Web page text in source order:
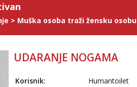
> Muška osoba traži žensku osobu
UDARANJE NOGAMA
Korisnik:
Humantoilet